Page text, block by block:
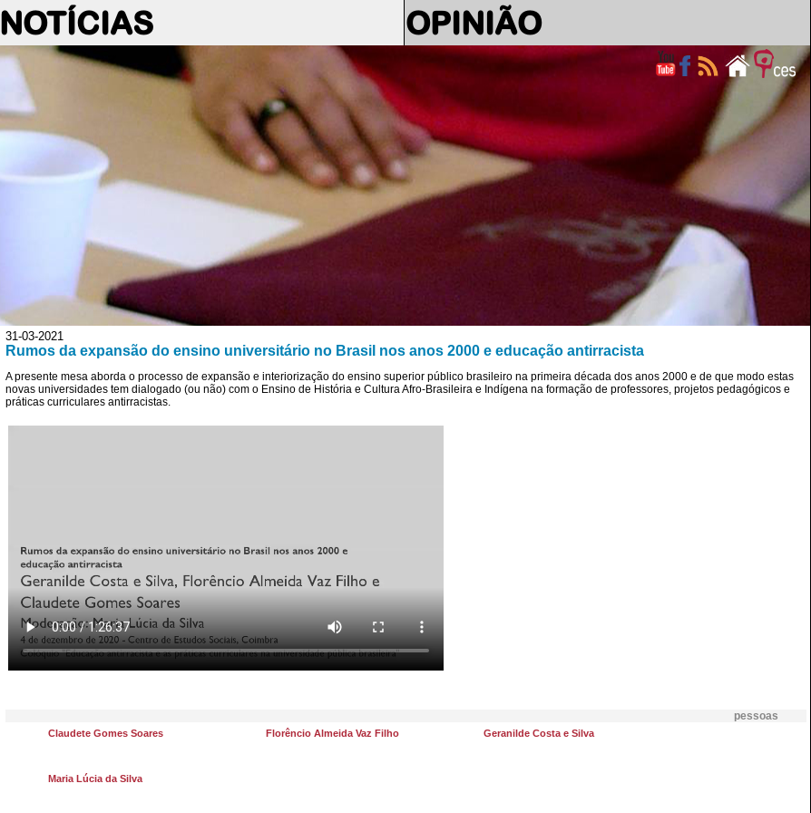
NOTÍCIAS OPINIÃO
31-03-2021
Rumos da expansão do ensino universitário no Brasil nos anos 2000 e educação antirracista
A presente mesa aborda o processo de expansão e interiorização do ensino superior público brasileiro na primeira década dos anos 2000 e de que modo estas
novas universidades tem dialogado (ou não) com o Ensino de História e Cultura Afro-Brasileira e Indígena na formação de professores, projetos pedagógicos e
práticas curriculares antirracistas.
pessoas
Claudete Gomes Soares Florêncio Almeida Vaz Filho Geranilde Costa e Silva
Maria Lúcia da Silva